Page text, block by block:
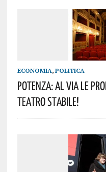
ECONOMIA, POLITICA
POTENZA: AL VIA LE
TEATRO STABILE!